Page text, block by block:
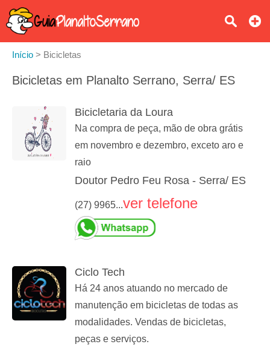
Início > Bicicletas
Bicicletas em Planalto Serrano, Serra/ ES
Bicicletaria da Loura
Na compra de peça, mão de obra grátis
em novembro e dezembro, exceto aro e
raio
Doutor Pedro Feu Rosa - Serra/ ES
(27) 9965...ver telefone
Ciclo Tech
Há 24 anos atuando no mercado de
manutenção em bicicletas de todas as
modalidades. Vendas de bicicletas,
peças e serviços.